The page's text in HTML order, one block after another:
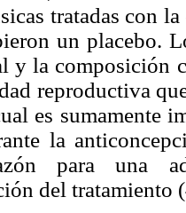
tratadas con
un placebo.
y la composición
reproductiva
es sumamente
la
para una
del tratamiento